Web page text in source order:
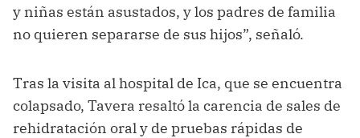
y niñas están asustados, y los padres de familia
no quieren separarse de sus hijos”, señaló.
Tras la visita al hospital de Ica, que se encuentra
colapsado, Tavera resaltó la carencia de sales de
rehidratación oral y de pruebas rápidas de